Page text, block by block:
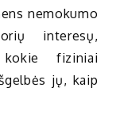
nemokumo
interesų,
fiziniai
jų, kaip